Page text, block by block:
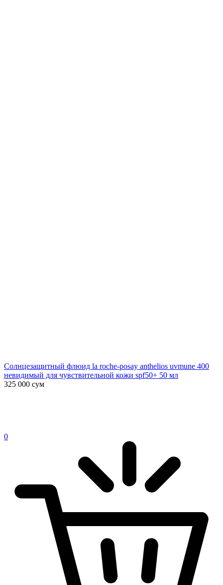
Солнцезащитный флюид la roche-posay anthelios uvmune 400
невидимый для чувствительной кожи spf50+ 50 мл
325 000 сум
0